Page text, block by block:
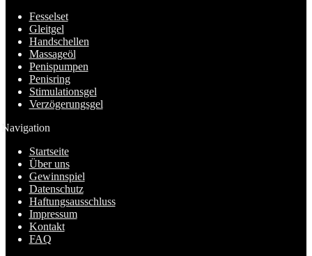
Fesselset
Gleitgel
Handschellen
Massageöl
Penispumpen
Penisring
Stimulationsgel
Verzögerungsgel
Navigation
Startseite
Über uns
Gewinnspiel
Datenschutz
Haftungsausschluss
Impressum
Kontakt
FAQ